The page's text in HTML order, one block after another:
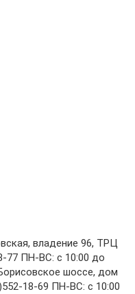
владение 96, ТРЦ
77 ПН-ВС: с 10:00 до
шоссе, дом
18-69 ПН-ВС: с 10:00